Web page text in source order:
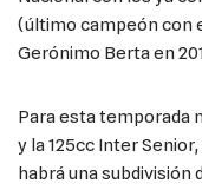
(último campeón con
Gerónimo Berta en
Para esta temporada
y la 125cc Inter
habrá una